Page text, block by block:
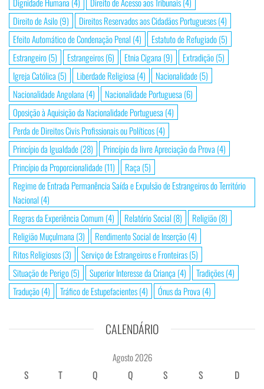
Direito de Asilo(9) Direitos Reservados aos Cidadãos Portugueses(4)
Efeito Automático de Condenação Penal (4) Estatuto de Refugiado(5)
Estrangeiro(5) Estrangeiros(6) Etnia Cigana (9) Extradição(5)
Igreja Católica (5) Liberdade Religiosa (4) Nacionalidade(5)
Nacionalidade Angolana (4) Nacionalidade Portuguesa (6)
Oposição à Aquisição da Nacionalidade Portuguesa (4)
Perda de Direitos Civis Profissionais ou Políticos(4)
Princípio da Igualdade(28) Princípio da livre Apreciação da Prova (4)
Princípio da Proporcionalidade(11) Raça (5)
Regime de Entrada Permanência Saída e Expulsão de Estrangeiros do Território
Nacional (4)
Regras da Experiência Comum (4) Relatório Social (8) Religião(8)
Religião Muçulmana (3) Rendimento Social de Inserção(4)
Ritos Religiosos(3) Serviço de Estrangeiros e Fronteiras(5)
Situação de Perigo(5) Superior Interesse da Criança (4) Tradições(4)
Tradução(4) Tráfico de Estupefacientes(4) Ónus da Prova (4)
CALENDÁRIO
Agosto 2026
S
T Q Q S S
D